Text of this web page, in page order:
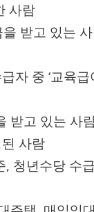
사람
받고 있는
자 중 ‘교육급
받고 있는 사
사람
, 청년수당 수